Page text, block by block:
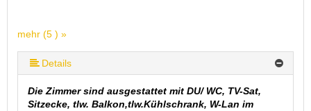
mehr (5 ) »
mehr (5 ) »
Details
Die Zimmer sind ausgestattet mit DU/ WC, TV-Sat,
Sitzecke, tlw. Balkon,tlw.Kühlschrank, W-Lan im